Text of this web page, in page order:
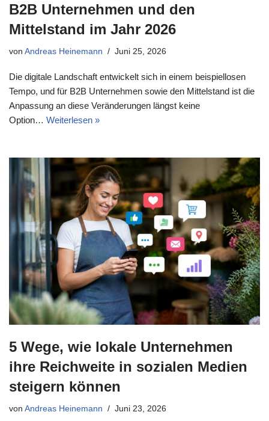
B2B Unternehmen und den
Mittelstand im Jahr 2026
von Andreas Heinemann Juni 25, 2026
Die digitale Landschaft entwickelt sich in einem beispiellosen
Tempo, und für B2B Unternehmen sowie den Mittelstand ist die
Anpassung an diese Veränderungen längst keine
Option… Weiterlesen »
5 Wege, wie lokale Unternehmen
ihre Reichweite in sozialen Medien
steigern können
von Andreas Heinemann Juni 23, 2026